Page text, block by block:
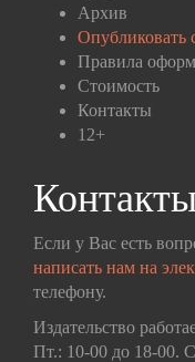
Архив
Опубликовать
Правила
Стоимость
Контакты
12+
Если у Вас есть
написать нам на
телефону.
Издательство
Пт.: 10-00 до 18-00.